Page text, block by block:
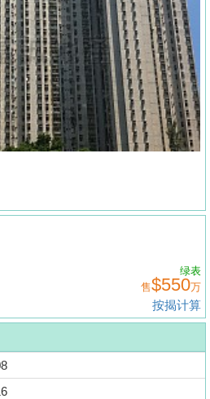
售
绿表
$550万
按揭计算